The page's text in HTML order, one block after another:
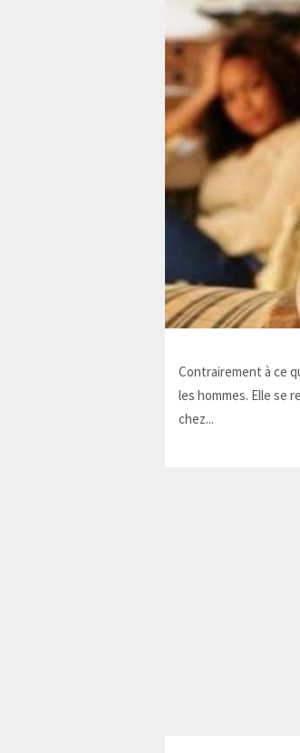
Contrairement à ce
les hommes. Elle se
chez...